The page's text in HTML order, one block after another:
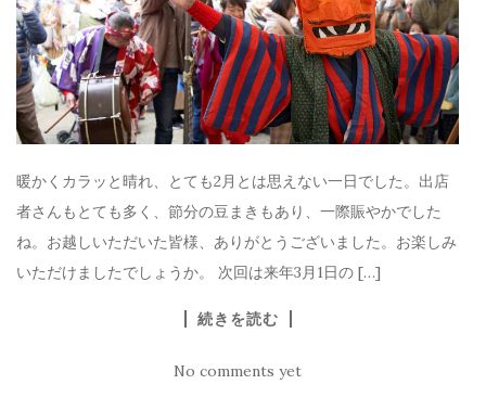
暖かくカラッと晴れ、とても2月とは思えない一日でした。出店
者さんもとても多く、節分の豆まきもあり、一際賑やかでした
ね。お越しいただいた皆様、ありがとうございました。お楽しみ
いただけましたでしょうか。 次回は来年3月1日の […]
続きを読む
No comments yet